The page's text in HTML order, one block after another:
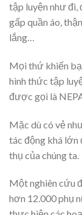
tập luyện như đi,
gấp quần áo,
lắng…
Mọi thứ khiến
hình thức tập
được gọi là
Mặc dù có vẻ
tác động khá lớn
thụ của chúng ta.
Một nghiên cứu
hơn 12.000 phụ